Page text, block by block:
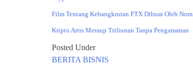
Film Tentang Kebangkrutan FTX Dibuat Oleh
Kripto Artis Meraup Triliunan Tanpa Pengamanan
Posted Under
BERITA BISNIS